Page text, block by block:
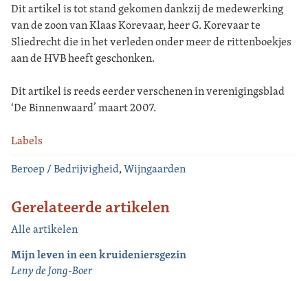
Dit artikel is tot stand gekomen dankzij de medewerking
van de zoon van Klaas Korevaar, heer G. Korevaar te
Sliedrecht die in het verleden onder meer de rittenboekjes
aan de HVB heeft geschonken.
Dit artikel is reeds eerder verschenen in verenigingsblad
‘De Binnenwaard’ maart 2007.
Labels
Beroep / Bedrijvigheid,Wijngaarden
Gerelateerde artikelen
Alle artikelen
Mijn leven in een kruideniersgezin
Leny de Jong-Boer